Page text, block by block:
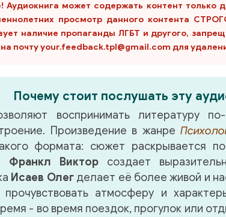
Аудиокнига может содержать контент только
просмотр данного контента
наличие пропаганды ЛГБТ и другого,
почту your.feedback.tpl@gmail.com для
Почему стоит послушать эту
воспринимать литературу
Произведение в жанре
формата: сюжет раскрывается
Франкл Викторсоздает
Исаев Олегделает её более живой и
атмосферу и
- во время поездок, прогулок или